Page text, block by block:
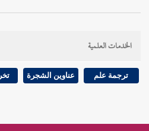
ولا يعود " منك " إلى الجد
حظي منك قليل أو كثير ، بمعنى
لي . فإن ذلك نافع . وفي أمر
امتثال السنن وإشاعتها ،
مثل ذلك إذا أمن تغييره . وفيه
الخدمات العلمية
ترجمة علم عناوين الشجرة